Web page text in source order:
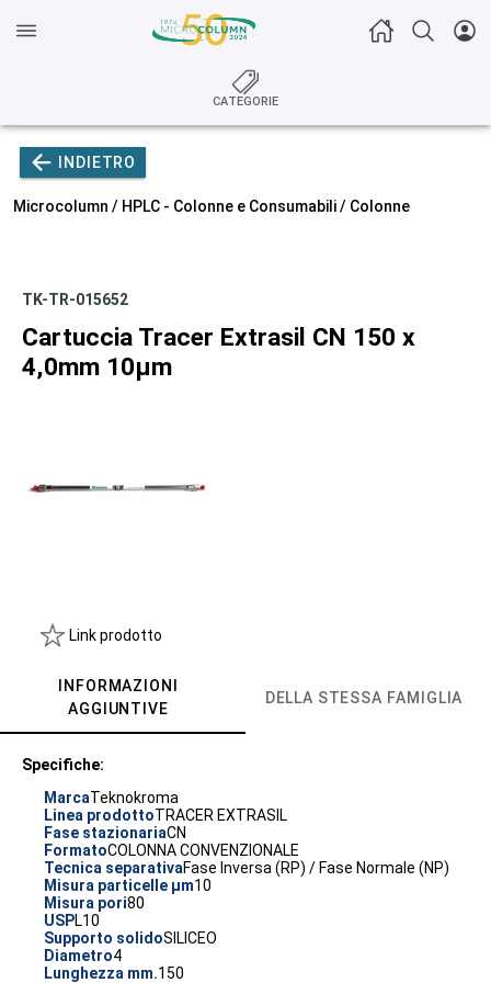
CATEGORIE
INDIETRO
Microcolumn / HPLC - Colonne e Consumabili/ Colonne
TK-TR-015652
Cartuccia Tracer Extrasil CN 150 x
4,0mm 10µm
Link prodotto
INFORMAZIONI
AGGIUNTIVE
DELLA STESSA FAMIGLIA
Specifiche:
MarcaTeknokroma
Linea prodottoTRACER EXTRASIL
Fase stazionariaCN
FormatoCOLONNA CONVENZIONALE
Tecnica separativaFase Inversa (RP) / Fase Normale (NP)
Misura particelle µm10
Misura pori80
USPL10
Supporto solidoSILICEO
Diametro4
Lunghezza mm.150